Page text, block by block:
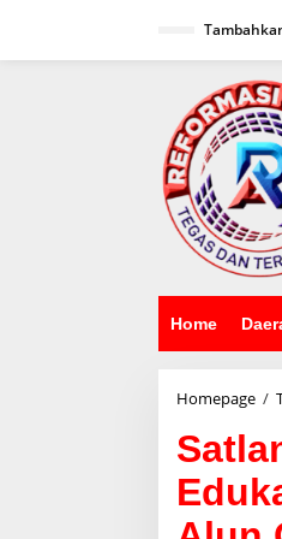
Home
Homepage /